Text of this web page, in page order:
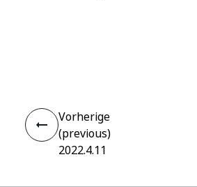
Vorherige
(previous)
2022.4.11